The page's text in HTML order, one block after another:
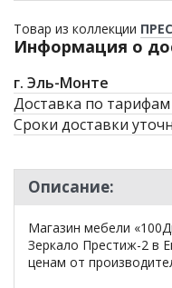
Товар из коллекции
Информация о
г. Эль-Монте
Доставка по
Сроки доставки
Описание:
Магазин мебели
Зеркало Престиж-2 в
ценам от